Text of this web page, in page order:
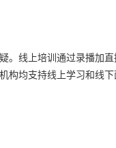
。线上培训通过录播加
构均支持线上学习和线